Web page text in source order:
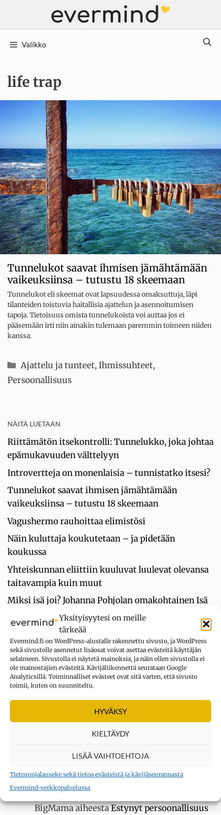
Yksityisyytesi on meille
tärkeää
Evermind.fi on WordPress-alustalle rakennettu sivusto, ja WordPress
sekä sivustolle asennetut lisäosat voivat asettaa evästeitä käyttäjän
selaimeen. Sivustolla ei näytetä mainoksia, ja näin ollen sivustolla ei
ole mainostajien evästeitä. Kävijäliikennettä seurataan Google
Analyticsillä. Toiminnalliset evästeet ovat sitä varten, että sivusto
toimii, kuten on suunniteltu.
HYVÄKSY
KIELTÄYDY
LISÄÄ VAIHTOEHTOJA
Tietosuojalauseke sekä tietoa evästeistä ja kävijäseurannasta
Evermind-verkkopalvelussa
Valikko
life trap
Tunnelukot saavat ihmisen jämähtämään
vaikeuksiinsa – tutustu 18 skeemaan
Tunnelukot eli skeemat ovat lapsuudessa omaksuttuja, läpi
tilanteiden toistuvia haitallisia ajattelun ja asennoitumisen
tapoja. Tietoisuus omista tunnelukoista voi auttaa jos ei
pääsemään irti niin ainakin tulemaan paremmin toimeen niiden
kanssa.
Kategoriat
Ajattelu ja tunteet,Ihmissuhteet,
Persoonallisuus
NÄITÄ LUETAAN
Riittämätön itsekontrolli: Tunnelukko, joka johtaa
epämukavuuden välttelyyn
Introvertteja on monenlaisia – tunnistatko itsesi?
Tunnelukot saavat ihmisen jämähtämään
vaikeuksiinsa – tutustu 18 skeemaan
Vagushermo rauhoittaa elimistösi
Näin kuluttaja koukutetaan – ja pidetään
koukussa
Yhteiskunnan eliittiin kuuluvat luulevat olevansa
taitavampia kuin muut
Miksi isä joi? Johanna Pohjolan omakohtainen Isä
pullossa -kirja lisää rehellistä puhetta
alkoholismista
Oletko liian kiltti? Tee kiltteystesti
UUSIMMAT KOMMENTIT
Kysymys merkkiaiheesta
erityisherkkä? Tee testi
Sain 22 pistettä KYLLÄ... tuntuu siltä, ettei
luokallamme on 20 oppilasta mutta silti minua
kiusataan…
BigMamaaiheestaEstynyt persoonallisuus